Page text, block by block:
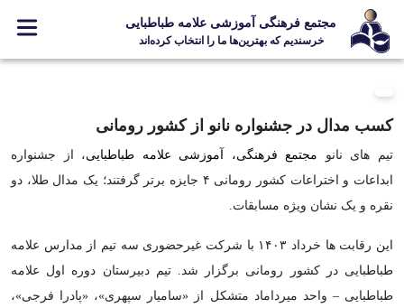
مجتمع فرهنگی آموزشی علامه طباطبایی
خرسندیم که بهترین‌ها ما را انتخاب کرده‌اند
ثبت نام
مدارس
جشنواره ها
علامه +
ارتباط با ما
کسب مدال در جشنواره نانو از کشور رومانی
تیم های نانو مجتمع فرهنگی، آموزشی علامه طباطبایی، از جشنواره
ابداعات و اختراعات کشور رومانی ۴ جایزه برتر گرفتند؛ یک مدال طلا، دو
نقره و یک نشان ویژه مسابقات.
این رقابت ها خرداد ۱۴۰۳ با شرکت غیرحضوری سه تیم از مدارس علامه
طباطبایی در کشور رومانی برگزار شد. تیم دبیرستان دوره اول علامه
طباطبایی – واحد میرداماد متشکل از «سامیار سپهری»، «پادرا فرجی»،